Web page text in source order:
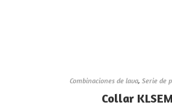
Combinaciones de lava,Serie de
Collar